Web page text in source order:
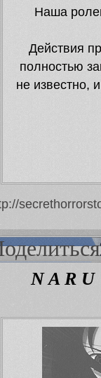
Наша
Действия
полностью
не известно,
N A R